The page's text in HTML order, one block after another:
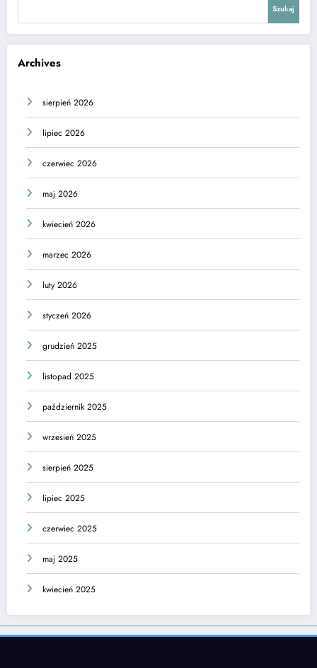
Szukaj
Archives
sierpień 2026
lipiec 2026
czerwiec 2026
maj 2026
kwiecień 2026
marzec 2026
luty 2026
styczeń 2026
grudzień 2025
listopad 2025
październik 2025
wrzesień 2025
sierpień 2025
lipiec 2025
czerwiec 2025
maj 2025
kwiecień 2025